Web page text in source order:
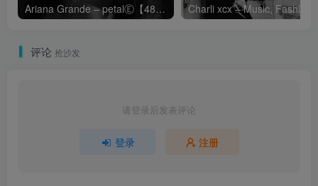
Ariana Grande – petalⒺ【48kHz／24bit】英国区
评论 抢沙发
请登录后发表评论
登录 注册